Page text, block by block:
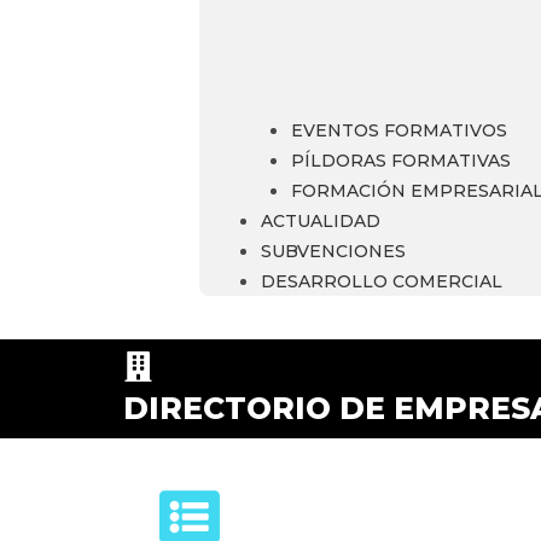
EVENTOS FORMATIVOS
PÍLDORAS FORMATIVAS
FORMACIÓN
ACTUALIDAD
SUBVENCIONES
DESARROLLO COMERCIAL
DIRECTORIO DE